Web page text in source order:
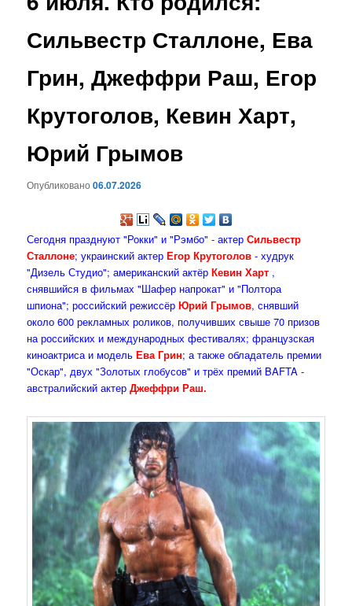
Сильвестр Сталлоне, Ева
Грин, Джеффри Раш, Егор
Крутоголов, Кевин Харт,
Юрий Грымов
Опубликовано06.07.2026
Сегодня празднуют "Рокки" и "Рэмбо" - актерСильвестр
Сталлоне; украинский актерЕгор Крутоголов- худрук
"Дизель Студио"; американский актёрКевин Харт ,
снявшийся в фильмах "Шафер напрокат" и "Полтора
шпиона"; российский режиссёрЮрий Грымов, снявший
около 600 рекламных роликов, получивших свыше 70 призов
на российских и международных фестивалях; французская
киноактриса и модельЕва Грин; а также обладатель премии
"Оскар", двух "Золотых глобусов" и трёх премий BAFTA -
австралийский актерДжеффри Раш.